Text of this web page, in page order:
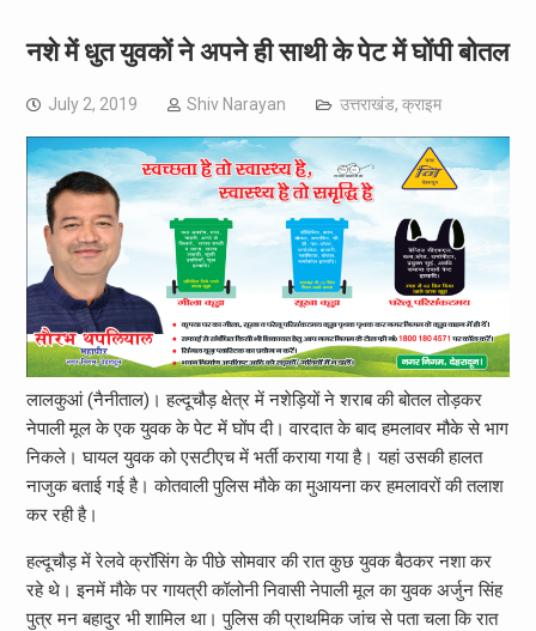
नशे में धुत युवकों ने अपने ही साथी के पेट में घोंपी बोतल
July 2, 2019 Shiv Narayan उत्तराखंड, क्राइम
लालकुआं (नैनीताल)। हल्दूचौड़ क्षेत्र में नशेड़ियों ने शराब की बोतल तोड़कर
नेपाली मूल के एक युवक के पेट में घोंप दी। वारदात के बाद हमलावर मौके से भाग
निकले। घायल युवक को एसटीएच में भर्ती कराया गया है। यहां उसकी हालत
नाजुक बताई गई है। कोतवाली पुलिस मौके का मुआयना कर हमलावरों की तलाश
कर रही है।
हल्दूचौड़ में रेलवे क्रॉसिंग के पीछे सोमवार की रात कुछ युवक बैठकर नशा कर
रहे थे। इनमें मौके पर गायत्री कॉलोनी निवासी नेपाली मूल का युवक अर्जुन सिंह
पुत्र मन बहादुर भी शामिल था। पुलिस की प्राथमिक जांच से पता चला कि रात